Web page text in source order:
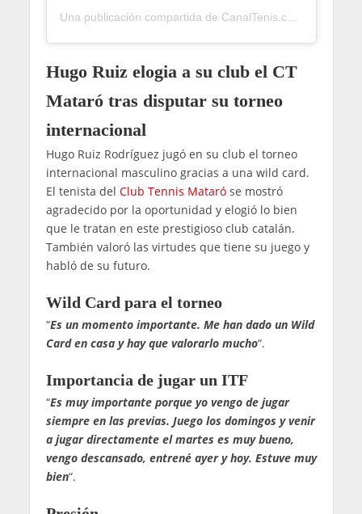
Una publicación compartida de CanalTenis.com 🎾 (@canaltenis)
Hugo Ruiz elogia a su club el CT
Mataró tras disputar su torneo
internacional
Hugo Ruiz Rodríguez jugó en su club el torneo
internacional masculino gracias a una wild card.
El tenista del Club Tennis Mataróse mostró
agradecido por la oportunidad y elogió lo bien
que le tratan en este prestigioso club catalán.
También valoró las virtudes que tiene su juego y
habló de su futuro.
Wild Card para el torneo
“Es un momento importante. Me han dado un Wild
Card en casa y hay que valorarlo mucho“.
Importancia de jugar un ITF
“Es muy importante porque yo vengo de jugar
siempre en las previas. Juego los domingos y venir
a jugar directamente el martes es muy bueno,
vengo descansado, entrené ayer y hoy. Estuve muy
bien“.